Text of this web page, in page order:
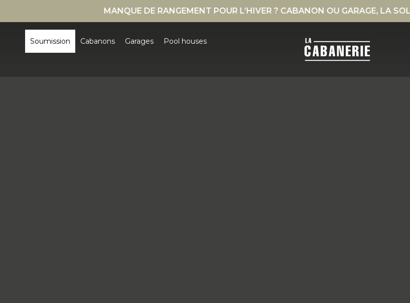
MANQUE DE RANGEMENT POUR L’HIVER ? CABANON OU GARAGE, LA SOLUTION PARFAITE. →
Soumission Cabanons Garages Pool houses